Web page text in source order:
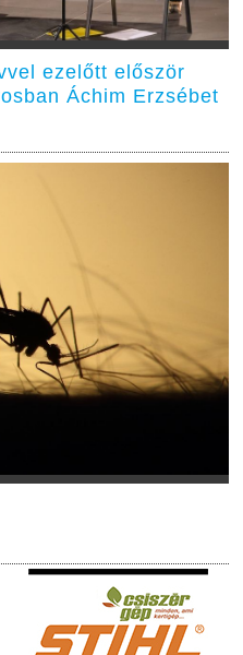
ezelőtt először
Áchim Erzsébet